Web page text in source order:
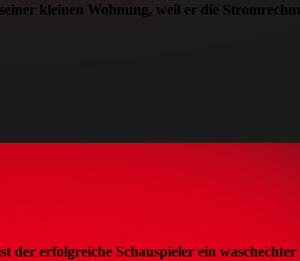
kleinen Wohnung, weil er die
erfolgreiche Schauspieler ein